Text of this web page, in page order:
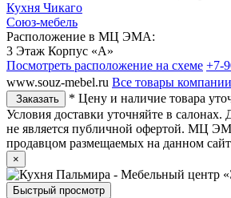
Кухня Чикаго
Союз-мебель
Расположение в МЦ ЭМА:
3 Этаж Корпус «А»
Посмотреть расположение на схеме +7-
www.souz-mebel.ru Все товары компании
Заказать
* Цену и наличие товара
Условия доставки уточняйте в
не является публичной офертой. МЦ
продавцом размещаемых на данном
×
Быстрый просмотр